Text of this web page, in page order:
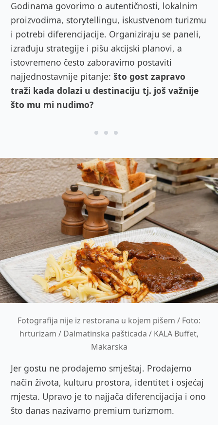
Godinama govorimo o autentičnosti, lokalnim
proizvodima, storytellingu, iskustvenom turizmu
i potrebi diferencijacije. Organiziraju se paneli,
izrađuju strategije i pišu akcijski planovi, a
istovremeno često zaboravimo postaviti
najjednostavnije pitanje: što gost zapravo
traži kada dolazi u destinaciju tj. još važnije
što mu mi nudimo?
Fotografija nije iz restorana u kojem pišem / Foto:
hrturizam / Dalmatinska pašticada / KALA Buffet,
Makarska
Jer gostu ne prodajemo smještaj. Prodajemo
način života, kulturu prostora, identitet i osjećaj
mjesta. Upravo je to najjača diferencijacija i ono
što danas nazivamo premium turizmom.